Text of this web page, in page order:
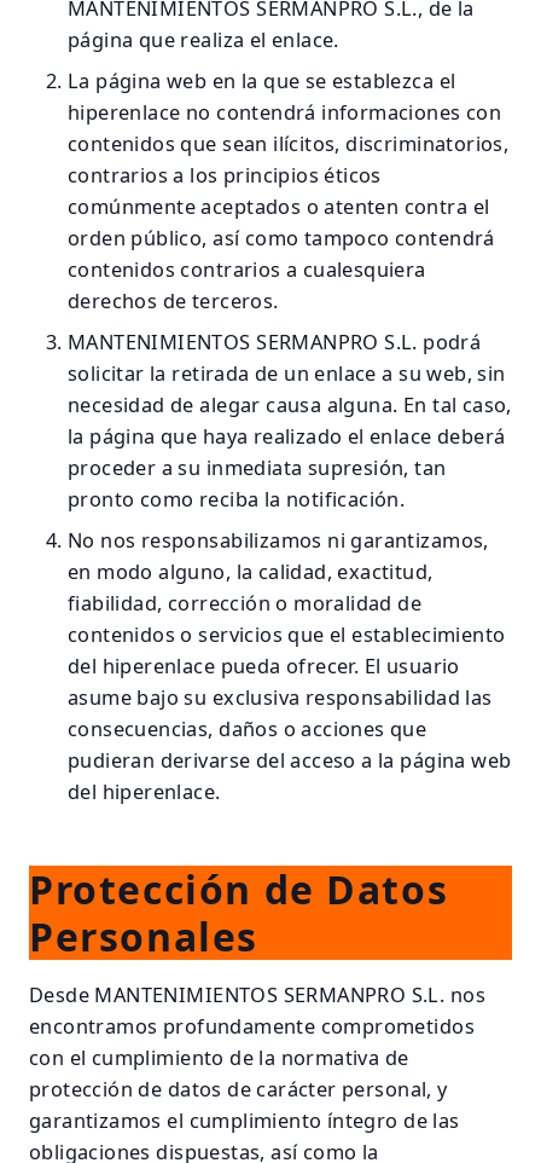
MANTENIMIENTOS SERMANPRO S.L., de la
página que realiza el enlace.
La página web en la que se establezca el
hiperenlace no contendrá informaciones con
contenidos que sean ilícitos, discriminatorios,
contrarios a los principios éticos
comúnmente aceptados o atenten contra el
orden público, así como tampoco contendrá
contenidos contrarios a cualesquiera
derechos de terceros.
MANTENIMIENTOS SERMANPRO S.L. podrá
solicitar la retirada de un enlace a su web, sin
necesidad de alegar causa alguna. En tal caso,
la página que haya realizado el enlace deberá
proceder a su inmediata supresión, tan
pronto como reciba la notificación.
No nos responsabilizamos ni garantizamos,
en modo alguno, la calidad, exactitud,
fiabilidad, corrección o moralidad de
contenidos o servicios que el establecimiento
del hiperenlace pueda ofrecer. El usuario
asume bajo su exclusiva responsabilidad las
consecuencias, daños o acciones que
pudieran derivarse del acceso a la página web
del hiperenlace.
Protección de Datos
Personales
Desde MANTENIMIENTOS SERMANPRO S.L. nos
encontramos profundamente comprometidos
con el cumplimiento de la normativa de
protección de datos de carácter personal, y
garantizamos el cumplimiento íntegro de las
obligaciones dispuestas, así como la